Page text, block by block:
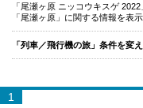
「尾瀬ヶ原 ニッコウキスゲ
「尾瀬ヶ原」に関する情報を表示
「列車／飛行機の旅」条件を変
1